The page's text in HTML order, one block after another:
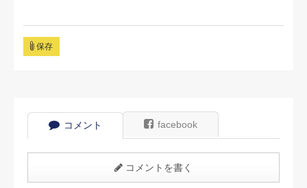
保存
コメント facebook
コメントを書く